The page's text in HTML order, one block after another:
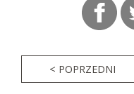
< POPRZEDNI